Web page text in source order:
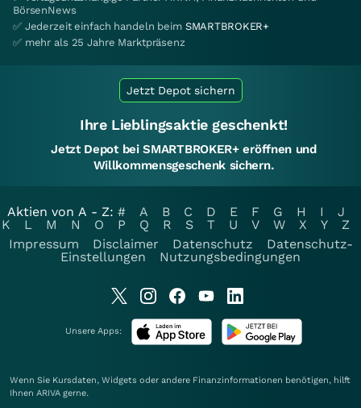
BörsenNews
✅ Jederzeit einfach handeln beim SMARTBROKER+
✅ mehr als 25 Jahre Marktpräsenz
Jetzt Depot sichern
Ihre Lieblingsaktie geschenkt!
Jetzt Depot bei SMARTBROKER+ eröffnen und
Willkommensgeschenk sichern.
Aktien von A - Z: # A B C D E F G H I
J
K
L M N O P Q R S T U V W X Y
Z
Impressum
Disclaimer Datenschutz
Datenschutz-
Einstellungen
Nutzungsbedingungen
Unsere Apps:
Wenn Sie Kursdaten, Widgets oder andere Finanzinformationen benötigen, hilft
Ihnen ARIVA gerne.